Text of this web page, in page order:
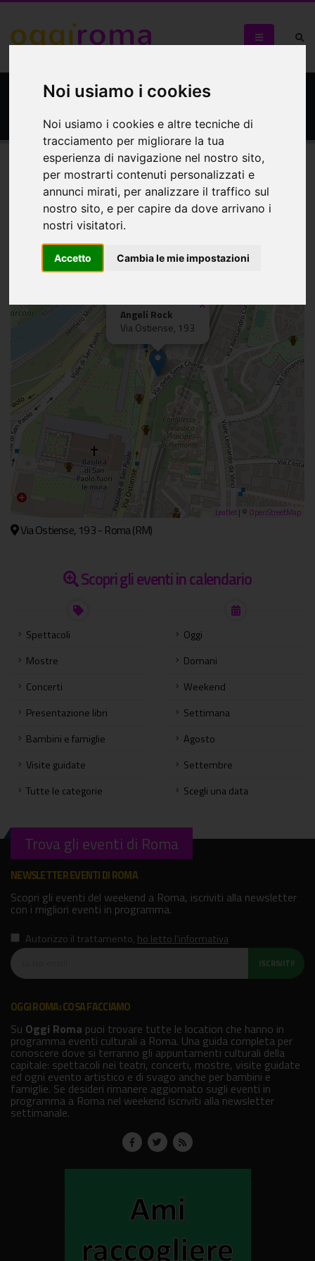
Noi usiamo i cookies
Noi usiamo i cookies e altre tecniche di
tracciamento per migliorare la tua
esperienza di navigazione nel nostro sito,
per mostrarti contenuti personalizzati e
annunci mirati, per analizzare il traffico sul
nostro sito, e per capire da dove arrivano i
nostri visitatori.
Accetto Cambia le mie impostazioni
Angeli Rock
Mappa
Mappa
Angeli Rock
Via Ostiense, 193
×
Leaflet | © OpenStreetMap
Via Ostiense, 193 - Roma (RM)
Scopri gli eventi in calendario
Spettacoli
Mostre
Concerti
Presentazione libri
Bambini e famiglie
Visite guidate
Tutte le categorie
Oggi
Domani
Weekend
Settimana
Agosto
Settembre
Scegli una data
Trova gli eventi di Roma
NEWSLETTER EVENTI DI ROMA
Scopri gli eventi del weekend a Roma, iscriviti alla newsletter
con i migliori eventi in programma.
Autorizzo il trattamento, ho letto l'informativa
ISCRIVITI!
OGGI ROMA: COSA FACCIAMO
Su Oggi Roma puoi trovare tutte le location che hanno in
programma eventi culturali a Roma. Una guida completa per
conoscere dove si terranno gli appuntamenti culturali della
capitale: spettacoli nei teatri, concerti, mostre, visite guidate
ed ogni evento artistico e di svago anche per bambini e
famiglie. Se desideri rimanere aggiornato sugli eventi in
programma a Roma nel weekend iscriviti alla newsletter
settimanale.